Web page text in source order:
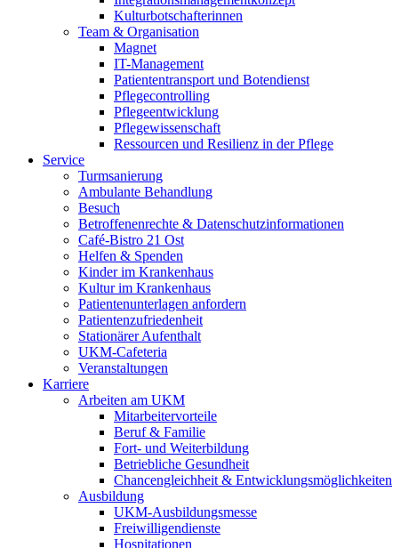
Kulturbotschafterinnen
Team & Organisation
Magnet
IT-Management
Patiententransport und Botendienst
Pflegecontrolling
Pflegeentwicklung
Pflegewissenschaft
Ressourcen und Resilienz in der Pflege
Service
Turmsanierung
Ambulante Behandlung
Besuch
Betroffenenrechte & Datenschutzinformationen
Café-Bistro 21 Ost
Helfen & Spenden
Kinder im Krankenhaus
Kultur im Krankenhaus
Patientenunterlagen anfordern
Patientenzufriedenheit
Stationärer Aufenthalt
UKM-Cafeteria
Veranstaltungen
Karriere
Arbeiten am UKM
Mitarbeitervorteile
Beruf & Familie
Fort- und Weiterbildung
Betriebliche Gesundheit
Chancengleichheit & Entwicklungsmöglichkeiten
Ausbildung
UKM-Ausbildungsmesse
Freiwilligendienste
Hospitationen